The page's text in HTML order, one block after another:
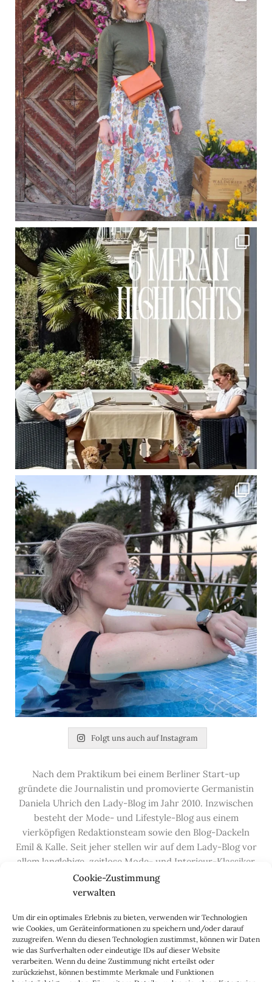
Cookie-Zustimmung
verwalten
Um dir ein optimales Erlebnis zu bieten, verwenden wir Technologien
wie Cookies, um Geräteinformationen zu speichern und/oder darauf
zuzugreifen. Wenn du diesen Technologien zustimmst, können wir Daten
wie das Surfverhalten oder eindeutige IDs auf dieser Website
verarbeiten. Wenn du deine Zustimmung nicht erteilst oder
zurückziehst, können bestimmte Merkmale und Funktionen
Folgt uns auch auf Instagram
Nach dem Praktikum bei einem Berliner Start-up
gründete die Journalistin und promovierte Germanistin
Daniela Uhrich den Lady-Blog im Jahr 2010. Inzwischen
besteht der Mode- und Lifestyle-Blog aus einem
vierköpfigen Redaktionsteam sowie den Blog-Dackeln
Emil & Kalle. Seit jeher stellen wir auf dem Lady-Blog vor
allem langlebige, zeitlose Mode- und Interieur-Klassiker
vor, die hochwertig verarbeitet und unter guten
Bedingungen hergestellt wurden – gerne „Made in
Handwerksberufe und kleine feine Firmen, denen wir
hier auf dem Blog eine Präsentationsfläche bieten, sowie
alle Dinge, die das Leben ein bisschen schöner machen.
Darüber hinaus legen wir großen Wert auf den
Austausch mit Euch, den Leserinnen – über die